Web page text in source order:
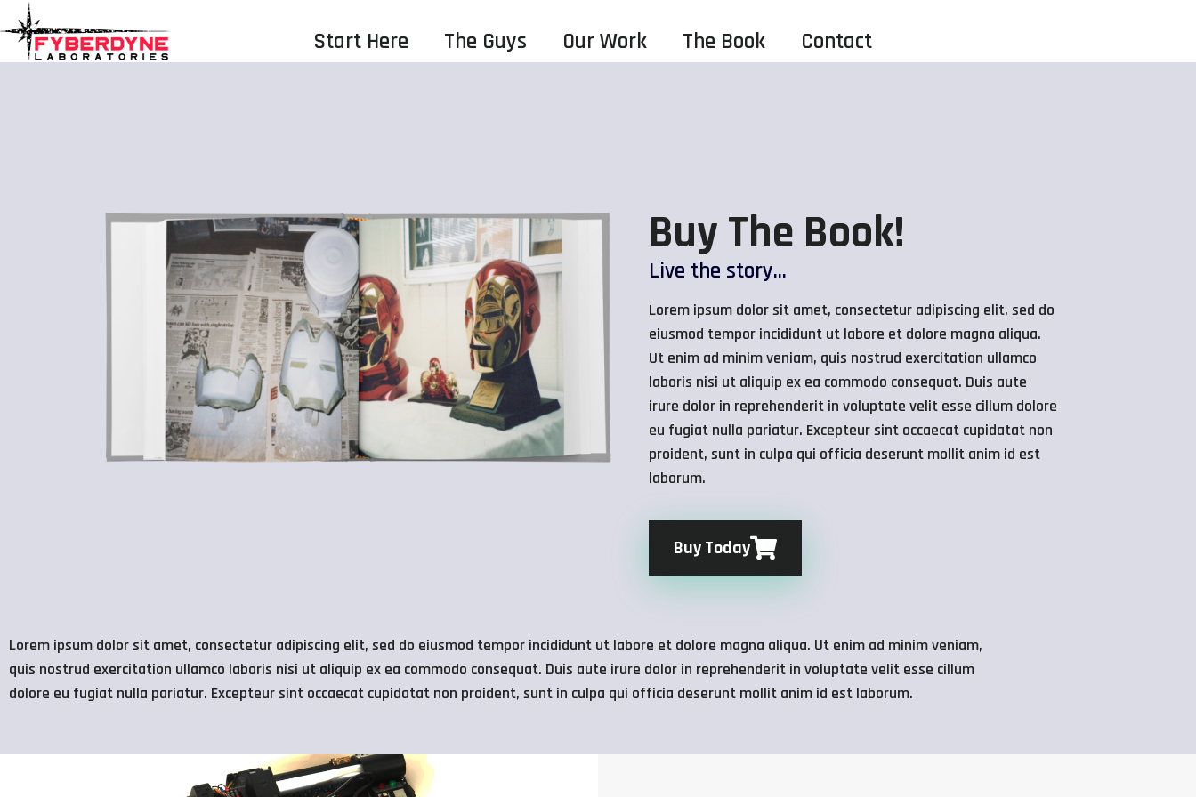
Start Here The Guys Our Work The Book Contact
Buy The Book!
Live the story...
Lorem ipsum dolor sit amet, consectetur adipiscing elit, sed do
eiusmod tempor incididunt ut labore et dolore magna aliqua.
Ut enim ad minim veniam, quis nostrud exercitation ullamco
laboris nisi ut aliquip ex ea commodo consequat. Duis aute
irure dolor in reprehenderit in voluptate velit esse cillum dolore
eu fugiat nulla pariatur. Excepteur sint occaecat cupidatat non
proident, sunt in culpa qui officia deserunt mollit anim id est
laborum.
Buy Today
Lorem ipsum dolor sit amet, consectetur adipiscing elit, sed do eiusmod tempor incididunt ut labore et dolore magna aliqua. Ut enim ad minim veniam,
quis nostrud exercitation ullamco laboris nisi ut aliquip ex ea commodo consequat. Duis aute irure dolor in reprehenderit in voluptate velit esse cillum
dolore eu fugiat nulla pariatur. Excepteur sint occaecat cupidatat non proident, sunt in culpa qui officia deserunt mollit anim id est laborum.